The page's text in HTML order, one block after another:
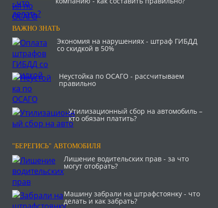
ВАЖНО ЗНАТЬ
Экономия на нарушениях - штраф ГИБДД
со скидкой в 50%
Неустойка по ОСАГО - рассчитываем
правильно
Утилизационный сбор на автомобиль –
кто обязан платить?
"БЕРЕГИСЬ" АВТОМОБИЛЯ
Лишение водительских прав - за что
могут отобрать?
Машину забрали на штрафстоянку - что
делать и как забрать?